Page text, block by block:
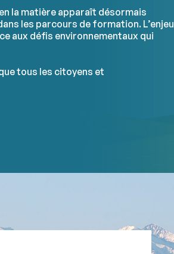
la matière apparaît désormais
les parcours de formation. L’enjeu
aux défis environnementaux qui
tous les citoyens et